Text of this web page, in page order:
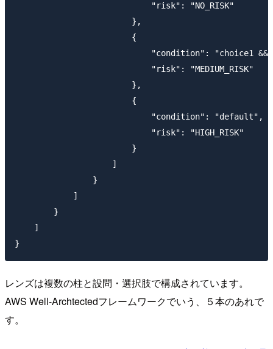
                            "risk": "NO_RISK"
                        },
                        {
"condition": "choice1 &&
                            "risk": "MEDIUM_RISK"
                        },
                        {
                            "condition": "default",
                            "risk": "HIGH_RISK"
                        }
                    ]
                }
            ]
        }
    ]
レンズは複数の柱と設問・選択肢で構成されています。
AWS Well-Archtectedフレームワークでいう、５本のあれで
す。